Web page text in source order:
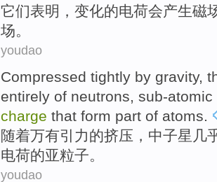
它们表明 ， 变化的电荷会产生磁
场。
youdao
Compressed tightly by gravity,
entirely of neutrons sub-atomic
charge that form part of atoms.
随着万有引力的挤压， 中子星 几
电荷的亚粒子 。
youdao